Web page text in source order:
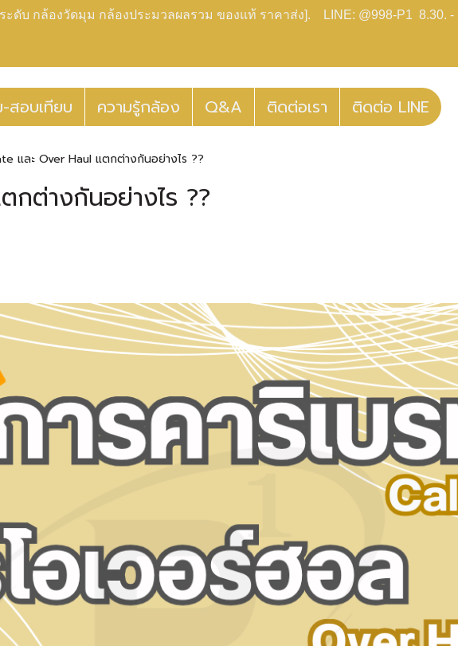
ดับ กล้องวัดมุม กล้องประมวลผลรวม ของแท้ ราคาส่ง]. LINE: @998-P1 8.30. -
สอบเทียบ ความรู้กล้อง Q&A ติดต่อเรา ติดต่อ LINE
และ Over Haul แตกต่างกันอย่างไร ??
ต่างกันอย่างไร ??